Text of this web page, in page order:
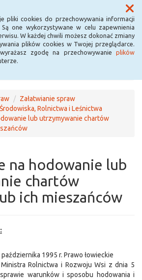
pliki cookies do przechowywania informacji
one wykorzystywane w celu zapewnienia
W każdej chwili możesz dokonać zmiany
plików cookies w Twojej przeglądarce.
zgodę na przechowywanie plików
Menu
Załatwianie spraw
Rolnictwa i Leśnictwa
lub utrzymywanie chartów
na hodowanie lub
chartów
ich mieszańców
1995 r. Prawo łowieckie
Rolnictwa i Rozwoju Wsi z dnia 5
warunków i sposobu hodowania i